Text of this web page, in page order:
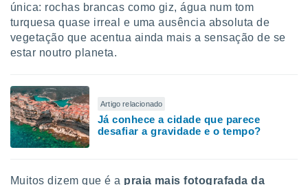
de
ao
através
nós e
únicos
única: rochas brancas como giz, água num tom
turquesa quase irreal e uma ausência absoluta de
vegetação que acentua ainda mais a sensação de se
estar noutro planeta.
Artigo relacionado
Já conhece a cidade que parece
desafiar a gravidade e o tempo?
Muitos dizem que é a praia mais fotografada da